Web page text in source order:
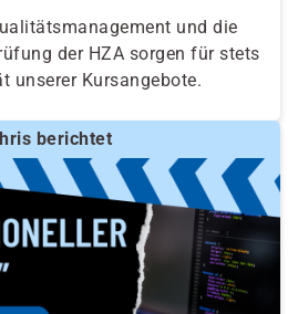
und die
der HZA sorgen für stets
unserer Kursangebote.
berichtet